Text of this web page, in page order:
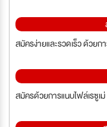
สมัครง่ายและรวดเร็ว ด้วย
สมัครด้วยการแนบไฟล์เรซูเ